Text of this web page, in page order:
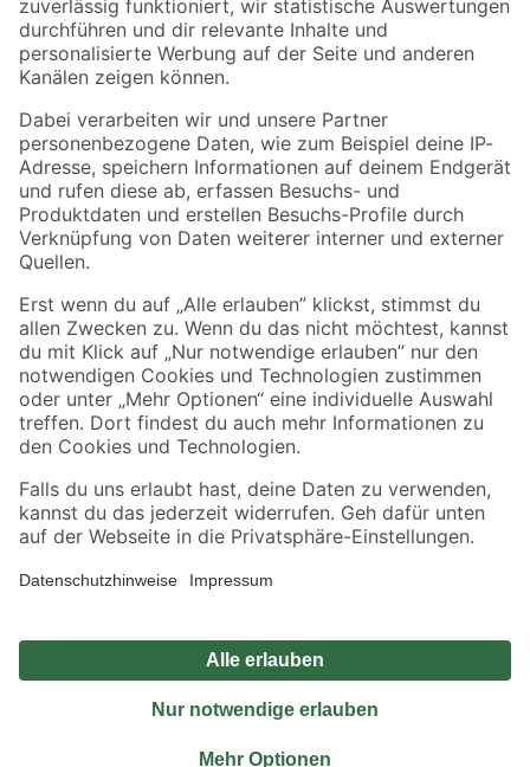
Zur Newsletter Anmeldung
Folge uns
Zahlungsarten Versandarten
Sicher einkaufen
Jetzt die toom-App herunterladen
Alle Preisangaben in EUR inkl. gesetzl. MwSt.. Die dargestellten Angebote sind unter
Umständen nicht in allen Märkten verfügbar. Die angegebenen Verfügbarkeiten beziehen
Produkte nur solange der Vorrat reicht.
*Paketversand ab 59 € versandkostenfrei, gilt nicht für Artikel mit Speditionsversand, hier
Privatsphäre Impressum
Nutzungsbedingungen
Widerrufsrecht
Vertrag widerrufen
© 2026 toom Baumarkt GmbH